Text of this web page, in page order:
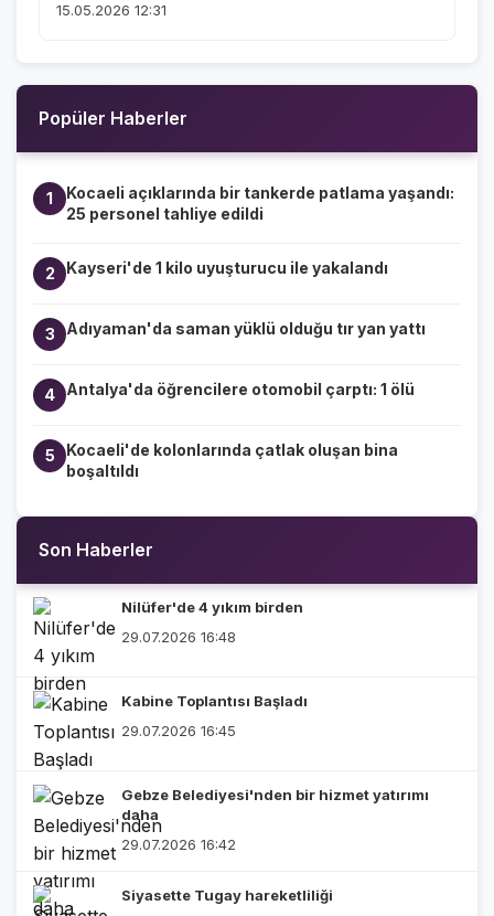
15.05.2026 12:31
Popüler Haberler
1
Kocaeli açıklarında bir tankerde patlama yaşandı:
25 personel tahliye edildi
2 Kayseri'de 1 kilo uyuşturucu ile yakalandı
3 Adıyaman'da saman yüklü olduğu tır yan yattı
4 Antalya'da öğrencilere otomobil çarptı: 1 ölü
5
Kocaeli'de kolonlarında çatlak oluşan bina
boşaltıldı
Son Haberler
Nilüfer'de 4 yıkım birden
29.07.2026 16:48
Kabine Toplantısı Başladı
29.07.2026 16:45
Gebze Belediyesi'nden bir hizmet yatırımı
daha
29.07.2026 16:42
Siyasette Tugay hareketliliği